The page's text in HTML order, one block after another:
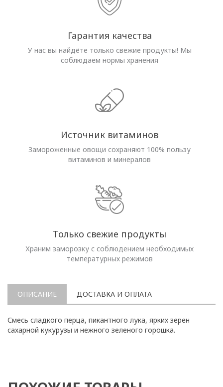
Гарантия качества
У нас вы найдёте только свежие продукты! Мы
соблюдаем нормы хранения
Источник витаминов
Замороженные овощи сохраняют 100% пользу
витаминов и минералов
Только свежие продукты
Храним заморозку с соблюдением необходимых
температурных режимов
ОПИСАНИЕ ДОСТАВКА И ОПЛАТА
Смесь сладкого перца, пикантного лука, ярких зерен
сахарной кукурузы и нежного зеленого горошка.